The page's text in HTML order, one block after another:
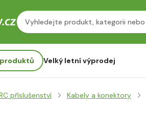
produktů Velký letní výprodej
příslušenství Kabely a konektory